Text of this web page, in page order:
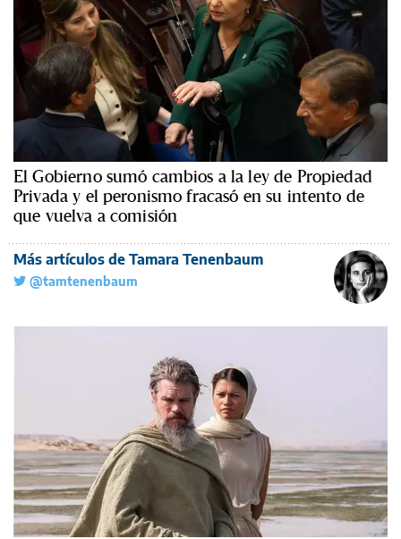
El Gobierno sumó cambios a la ley de Propiedad
Privada y el peronismo fracasó en su intento de
que vuelva a comisión
Más artículos de Tamara Tenenbaum
@tamtenenbaum